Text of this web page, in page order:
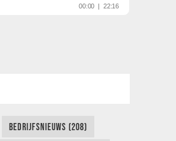
BEDRIJFSNIEUWS (208)